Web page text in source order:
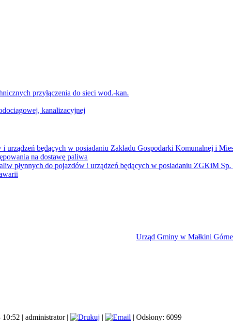
przyłączenia do sieci wod.-kan.
kanalizacyjnej
urządzeń będących w posiadaniu Zakładu Gospodarki Komunalnej i
na dostawę paliwa
płynnych do pojazdów i urządzeń będących w posiadaniu ZGKiM
Urząd Gminy w Małkini
10:52 | administrator| |
| Odsłony: 6099